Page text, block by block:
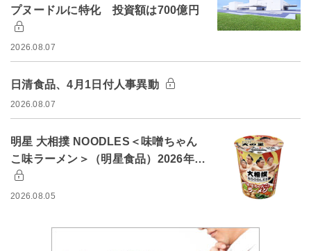
プヌードルに特化 投資額は700億円
2026.08.07
日清食品、4月1日付人事異動
2026.08.07
明星 大相撲 NOODLES＜味噌ちゃん
こ味ラーメン＞（明星食品）2026年…
2026.08.05